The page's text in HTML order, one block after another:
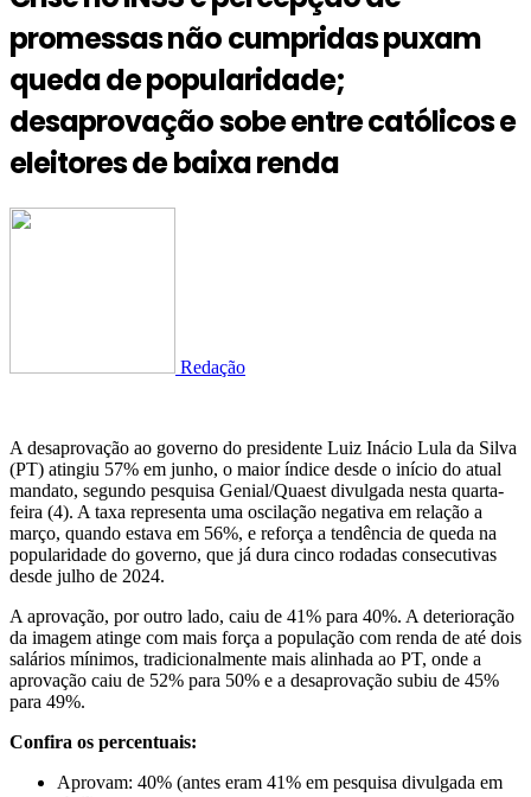
promessas não cumpridas puxam
queda de popularidade;
desaprovação sobe entre católicos e
eleitores de baixa renda
Redação
A desaprovação ao governo do presidente Luiz Inácio Lula da Silva
(PT) atingiu 57% em junho, o maior índice desde o início do atual
mandato, segundo pesquisa Genial/Quaest divulgada nesta quarta-
feira (4). A taxa representa uma oscilação negativa em relação a
março, quando estava em 56%, e reforça a tendência de queda na
popularidade do governo, que já dura cinco rodadas consecutivas
desde julho de 2024.
A aprovação, por outro lado, caiu de 41% para 40%. A deterioração
da imagem atinge com mais força a população com renda de até dois
salários mínimos, tradicionalmente mais alinhada ao PT, onde a
aprovação caiu de 52% para 50% e a desaprovação subiu de 45%
para 49%.
Confira os percentuais:
Aprovam: 40% (antes eram 41% em pesquisa divulgada em